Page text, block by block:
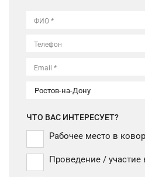
ФИО *
Телефон
Email *
ЧТО ВАС ИНТЕРЕСУЕТ?
Рабочее место в
Проведение / участие